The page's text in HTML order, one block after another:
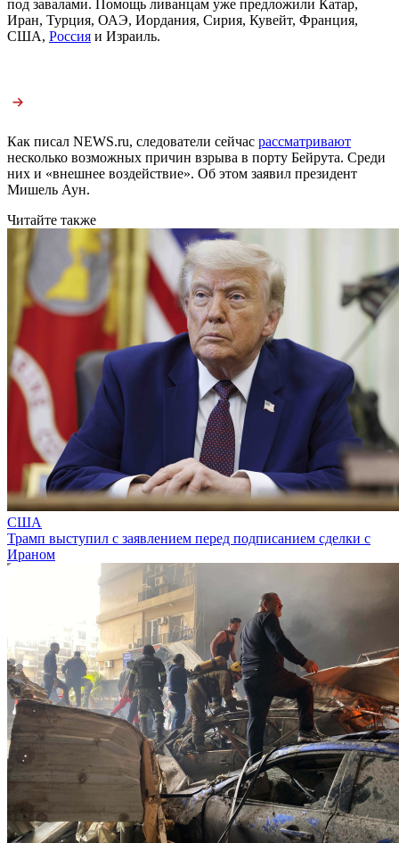
под завалами. Помощь ливанцам уже предложили Катар,
Иран, Турция, ОАЭ, Иордания, Сирия, Кувейт, Франция,
США, Россия и Израиль.
Как писал NEWS.ru, следователи сейчас рассматривают
несколько возможных причин взрыва в порту Бейрута. Среди
них и «внешнее воздействие». Об этом заявил президент
Мишель Аун.
Читайте также
США
Трамп выступил с заявлением перед подписанием сделки с
Ираном